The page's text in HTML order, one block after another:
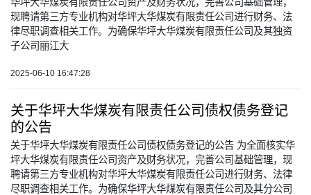
现聘请第三方专业机构对华坪大华煤炭有限责任公司进行财务、法
律尽职调查相关工作。为确保华坪大华煤炭有限责任公司及其独资
子公司丽江大
2025-06-10 16:47:28
关于华坪大华煤炭有限责任公司债权债务登记
的公告
关于华坪大华煤炭有限责任公司债权债务登记的公告 为全面核实华
坪大华煤炭有限责任公司资产及财务状况，完善公司基础管理，现
聘请第三方专业机构对华坪大华煤炭有限责任公司进行财务、法律
尽职调查相关工作。为确保华坪大华煤炭有限责任公司及其分公司